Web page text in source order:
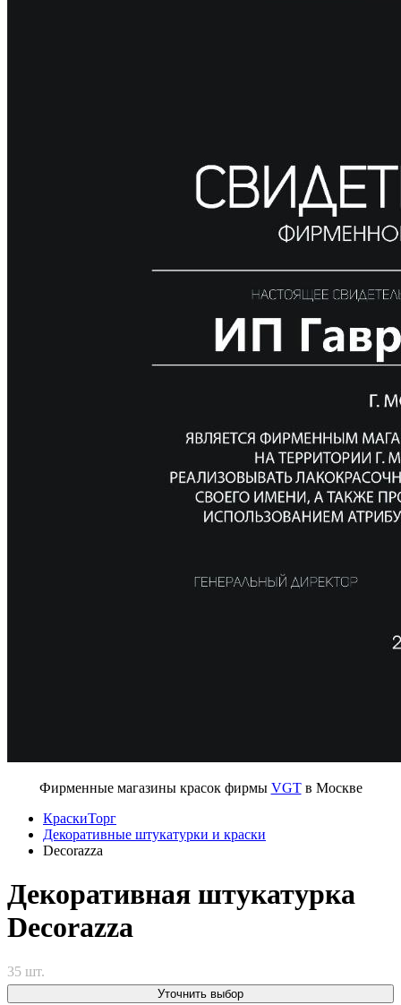
Фирменные магазины красок фирмы VGTв Москве
КраскиТорг
Декоративные штукатурки и краски
Decorazza
Декоративная штукатурка
Decorazza
35 шт.
Уточнить выбор